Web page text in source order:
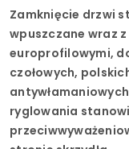
Zamknięcie drzwi
wpuszczane wraz
europrofilowymi,
czołowych,
ryglowania